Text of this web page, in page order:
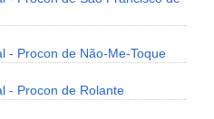
- Procon de Não-Me-Toque
- Procon de Rolante